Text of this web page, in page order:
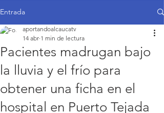
Entrada
Pacientes madrugan bajo
la lluvia y el frío para
obtener una ficha en el
hospital en Puerto Tejada
aportandoalcaucatv
14 abr 1 min de lectura